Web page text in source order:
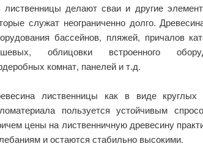
лиственницы делают сваи и другие
служат неограниченно долго.
бассейнов, пляжей, причалов
облицовки встроенного
комнат, панелей и т.д.
лиственницы как в виде
пользуется устойчивым
цены на лиственничную древесину
и остаются стабильно высокими.